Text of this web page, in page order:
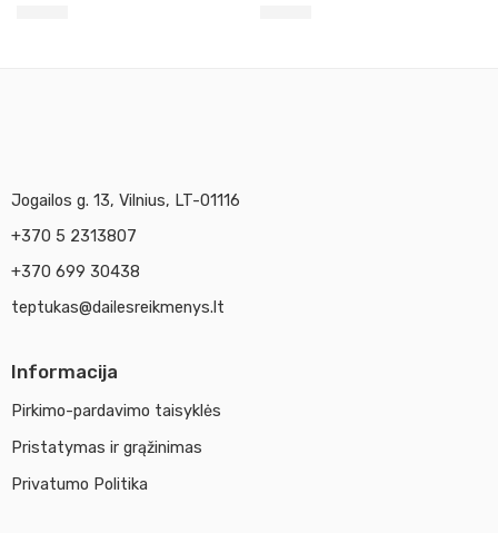
Jogailos g. 13, Vilnius, LT-01116
+370 5 2313807
+370 699 30438
teptukas@dailesreikmenys.lt
Informacija
Pirkimo-pardavimo taisyklės
Pristatymas ir grąžinimas
Privatumo Politika